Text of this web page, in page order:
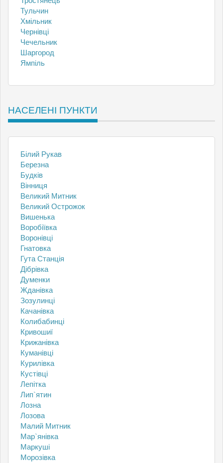
Тульчин
Хмільник
Чернівці
Чечельник
Шаргород
Ямпіль
НАСЕЛЕНІ ПУНКТИ
Білий Рукав
Березна
Будків
Вінниця
Великий Митник
Великий Острожок
Вишенька
Воробіївка
Воронівці
Гнатовка
Гута Станція
Дібрівка
Думенки
Жданівка
Зозулинці
Качанівка
Колибабинці
Кривошиї
Крижанівка
Куманівці
Курилівка
Кустівці
Лепітка
Лип`ятин
Лозна
Лозова
Малий Митник
Мар`янівка
Маркуші
Морозівка